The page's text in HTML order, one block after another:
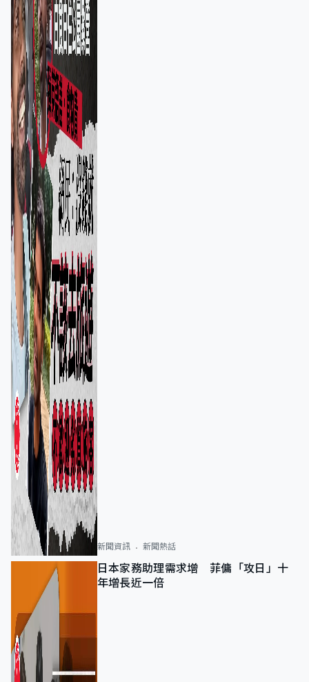
新聞資訊 新聞熱話
日本家務助理需求增 菲傭「攻日」十
年增長近一倍